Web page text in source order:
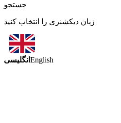
جستجو
زبان دیکشنری را انتخاب کنید
انگلیسی English